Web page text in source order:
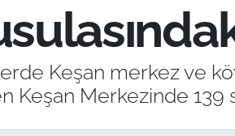
Keşan merkez ve
Keşan Merkezinde